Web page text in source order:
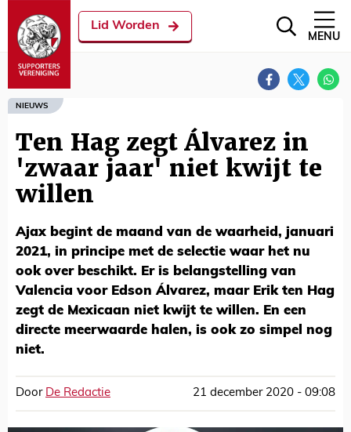
Lid Worden
MENU
NIEUWS
Ten Hag zegt Álvarez in
'zwaar jaar' niet kwijt te
willen
Ajax begint de maand van de waarheid, januari
2021, in principe met de selectie waar het nu
ook over beschikt. Er is belangstelling van
Valencia voor Edson Álvarez, maar Erik ten Hag
zegt de Mexicaan niet kwijt te willen. En een
directe meerwaarde halen, is ook zo simpel nog
niet.
Door De Redactie 21 december 2020 - 09:08